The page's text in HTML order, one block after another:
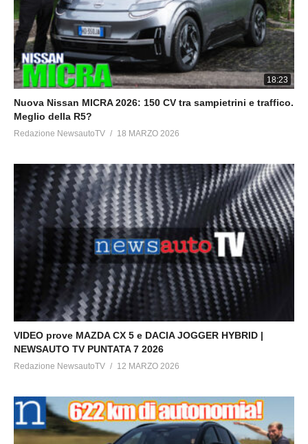
18:23
Nuova Nissan MICRA 2026: 150 CV tra sampietrini e traffico.
Meglio della R5?
Redazione NewsautoTV 18 MARZO 2026
VIDEO prove MAZDA CX 5 e DACIA JOGGER HYBRID |
NEWSAUTO TV PUNTATA 7 2026
Redazione NewsautoTV 12 MARZO 2026